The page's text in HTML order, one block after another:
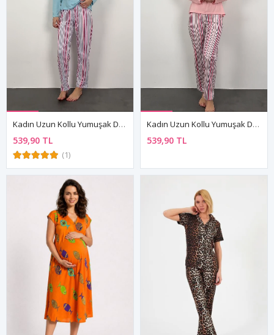
Kadın Uzun Kollu Yumuşak Dokulu Mavi Pijama Takımı
539,90 TL
(1)
Kadın Uzun Kollu Yumuşak Dokulu Pembe Pijama Takımı
539,90 TL